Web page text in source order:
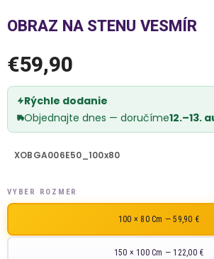
OBRAZ NA STENU VESMÍR
€59,90
Rýchle dodanie
Objednajte dnes — doručíme12.–13.
XOBGA006E50_100x80
VYBER ROZMER
100 × 80 Cm — 59,90 €
150 × 100 Cm — 122,00 €